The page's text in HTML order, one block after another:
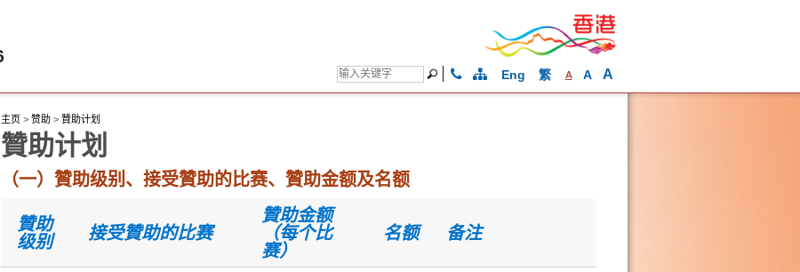
Eng 繁 A A A
主页> 赞助> 贊助计划
贊助计划
（一）贊助级别、接受贊助的比赛、贊助金额及名额
贊助
级别
接受贊助的比赛
贊助金额
（每个比
赛）
名额 备注